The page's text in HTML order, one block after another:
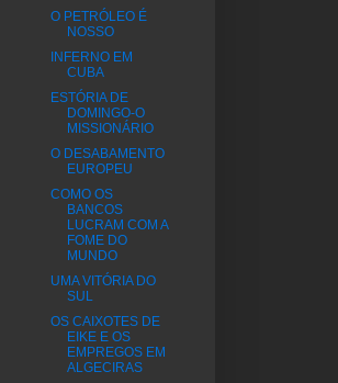
O PETRÓLEO É
NOSSO
INFERNO EM
CUBA
ESTÓRIA DE
DOMINGO-O
MISSIONÁRIO
O DESABAMENTO
EUROPEU
COMO OS
BANCOS
LUCRAM COM A
FOME DO
MUNDO
UMA VITÓRIA DO
SUL
OS CAIXOTES DE
EIKE E OS
EMPREGOS EM
ALGECIRAS